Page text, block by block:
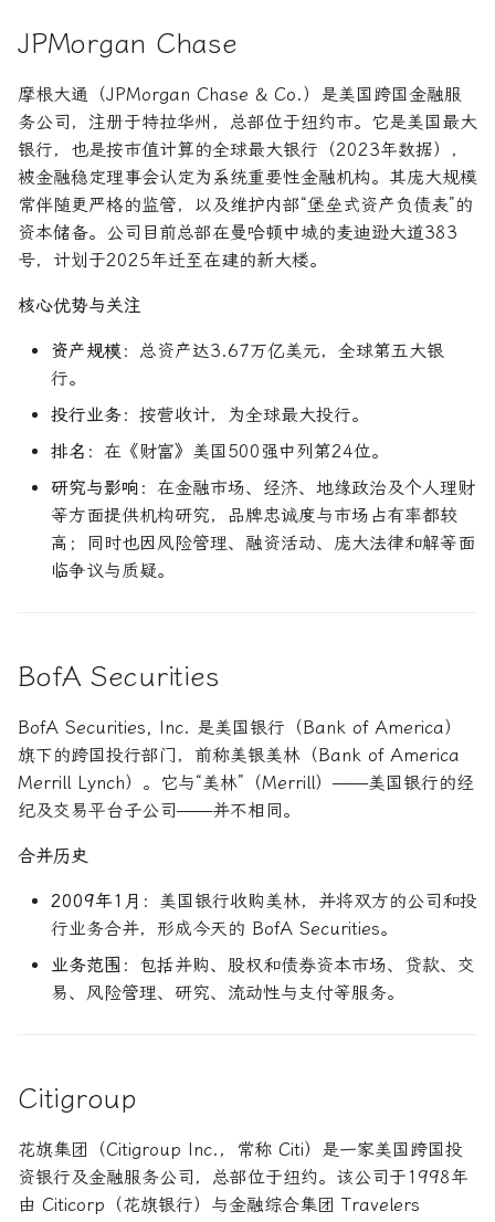
JPMorgan Chase
摩根大通（JPMorgan Chase & Co.）是美国跨国金融服
务公司，注册于特拉华州，总部位于纽约市。它是美国最大
银行，也是按市值计算的全球最大银行（2023年数据），
被金融稳定理事会认定为系统重要性金融机构。其庞大规模
常伴随更严格的监管，以及维护内部“堡垒式资产负债表”的
资本储备。公司目前总部在曼哈顿中城的麦迪逊大道383
号，计划于2025年迁至在建的新大楼。
核心优势与关注
资产规模 ：总资产达3.67万亿美元，全球第五大银
行。
投行业务：按营收计，为全球最大投行。
排名 ：在《财富》美国500强中列第24位。
研究与影响 ：在金融市场、经济、地缘政治及个人理财
等方面提供机构研究，品牌忠诚度与市场占有率都较
高；同时也因风险管理、融资活动、庞大法律和解等面
临争议与质疑。
BofA Securities
BofA Securities, Inc. 是美国银行（Bank of America）
旗下的跨国投行部门，前称美银美林（Bank of America
Merrill Lynch）。它与“美林”（Merrill）——美国银行的经
纪及交易平台子公司——并不相同。
合并历史
2009年1月 ：美国银行收购美林，并将双方的公司和投
行业务合并，形成今天的 BofA Securities。
业务范围 ：包括并购、股权和债券资本市场、贷款、交
易、风险管理、研究、流动性与支付等服务。
Citigroup
花旗集团（Citigroup Inc.，常称 Citi）是一家美国跨国投
资银行及金融服务公司，总部位于纽约。该公司于1998年
由 Citicorp（花旗银行）与金融综合集团 Travelers